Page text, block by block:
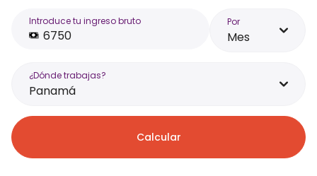
Introduce tu ingreso bruto Por
Mes
¿Dónde trabajas?
Panamá
Calcular